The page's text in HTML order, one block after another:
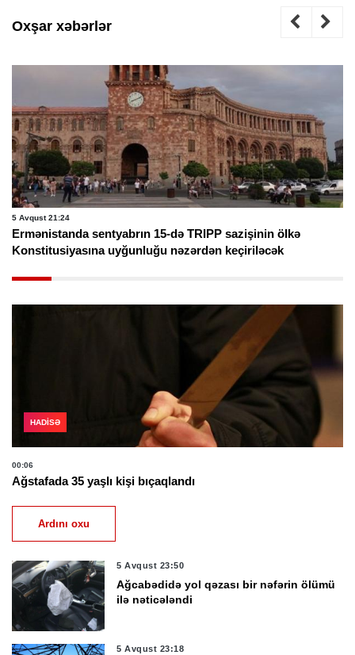
Oxşar xəbərlər
5 Avqust 21:24
Ermənistanda sentyabrın 15-də TRIPP sazişinin ölkə
Konstitusiyasına uyğunluğu nəzərdən keçiriləcək
HADISƏ
00:06
Ağstafada 35 yaşlı kişi bıçaqlandı
Ardını oxu
5 Avqust 23:50
Ağcabədidə yol qəzası bir nəfərin ölümü
ilə nəticələndi
5 Avqust 23:18